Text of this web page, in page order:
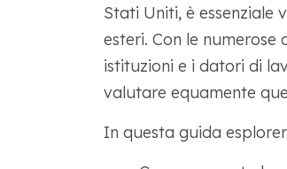
Stati Uniti, è essenziale
esteri. Con le
istituzioni e i datori di
valutare equamente
In questa guida